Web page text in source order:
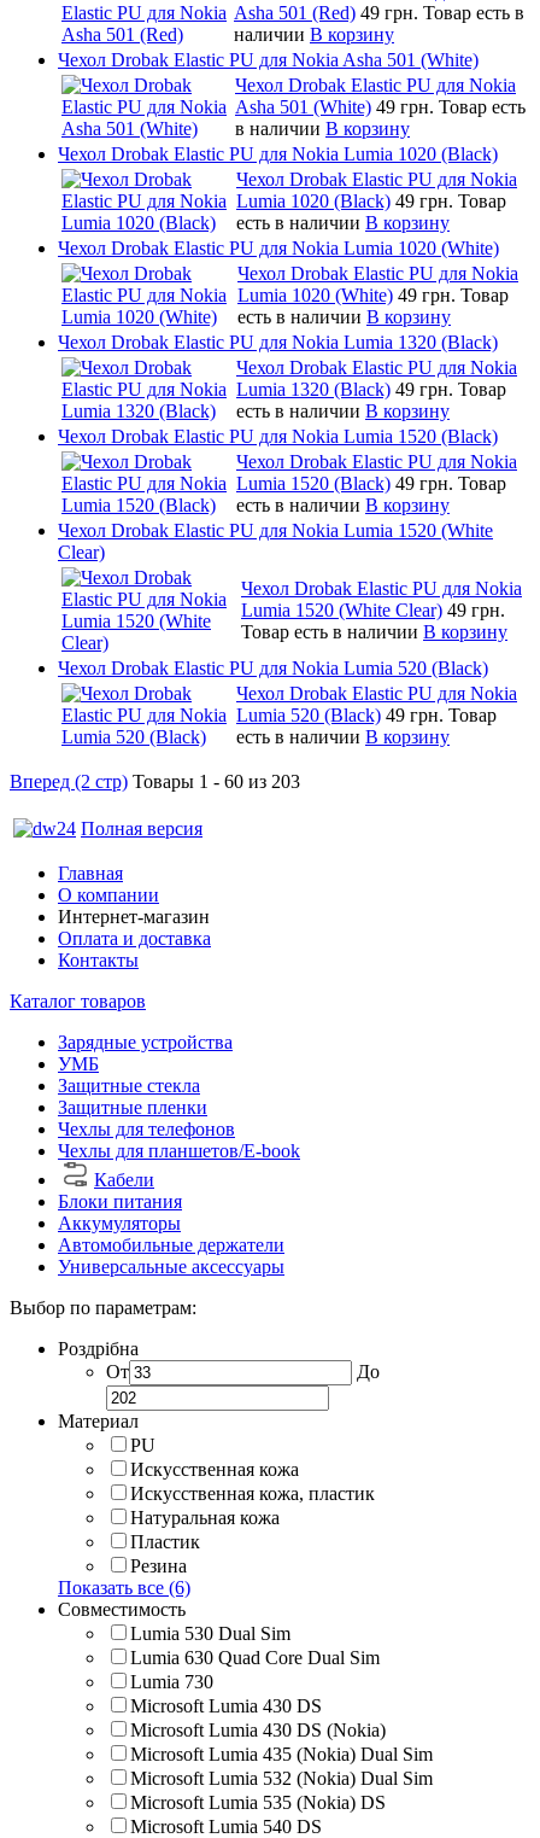
Asha 501 (Red) 49 грн. Товар есть в
наличии В корзину
Чехол Drobak Elastic PU для Nokia Asha 501 (White)
Чехол Drobak Elastic PU для Nokia
Asha 501 (White) 49 грн. Товар есть
в наличии В корзину
Чехол Drobak Elastic PU для Nokia Lumia 1020 (Black)
Чехол Drobak Elastic PU для Nokia
Lumia 1020 (Black) 49 грн. Товар
есть в наличии В корзину
Чехол Drobak Elastic PU для Nokia Lumia 1020 (White)
Чехол Drobak Elastic PU для Nokia
Lumia 1020 (White) 49 грн. Товар
есть в наличии В корзину
Чехол Drobak Elastic PU для Nokia Lumia 1320 (Black)
Чехол Drobak Elastic PU для Nokia
Lumia 1320 (Black) 49 грн. Товар
есть в наличии В корзину
Чехол Drobak Elastic PU для Nokia Lumia 1520 (Black)
Чехол Drobak Elastic PU для Nokia
Lumia 1520 (Black) 49 грн. Товар
есть в наличии В корзину
Чехол Drobak Elastic PU для Nokia Lumia 1520 (White
Clear)
Чехол Drobak Elastic PU для Nokia
Lumia 1520 (White Clear) 49 грн.
Товар есть в наличии В корзину
Чехол Drobak Elastic PU для Nokia Lumia 520 (Black)
Чехол Drobak Elastic PU для Nokia
Lumia 520 (Black) 49 грн. Товар
есть в наличии В корзину
Вперед (2 стр) Товары 1 - 60 из 203
Полная версия
Главная
О компании
Интернет-магазин
Оплата и доставка
Контакты
Каталог товаров
Зарядные устройства
УМБ
Защитные стекла
Защитные пленки
Чехлы для телефонов
Чехлы для планшетов/E-book
Кабели
Блоки питания
Аккумуляторы
Автомобильные держатели
Универсальные аксессуары
Выбор по параметрам:
Роздрібна
От
До
Материал
PU
Искусственная кожа
Искусственная кожа, пластик
Натуральная кожа
Пластик
Резина
Показать все (6)
Совместимость
Lumia 530 Dual Sim
Lumia 630 Quad Core Dual Sim
Lumia 730
Microsoft Lumia 430 DS
Microsoft Lumia 430 DS (Nokia)
Microsoft Lumia 435 (Nokia) Dual Sim
Microsoft Lumia 532 (Nokia) Dual Sim
Microsoft Lumia 535 (Nokia) DS
Microsoft Lumia 540 DS